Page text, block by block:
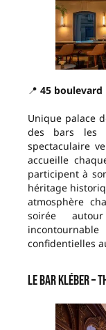
📍 45 boulevard
Unique palace
des bars les
spectaculaire
accueille
participent à
héritage
atmosphère
soirée
confidentielles
Le Bar Kléber –